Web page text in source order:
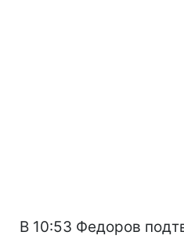
В 10:53 Федоров